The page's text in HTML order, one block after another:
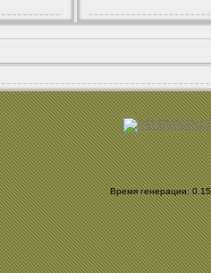
Время генерации: